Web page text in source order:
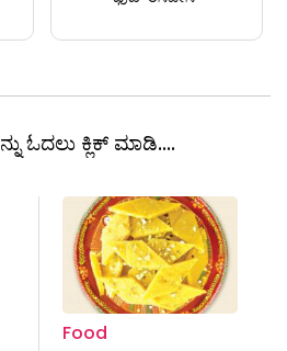
ಓದಲು ಕ್ಲಿಕ್ ಮಾಡಿ....
Food